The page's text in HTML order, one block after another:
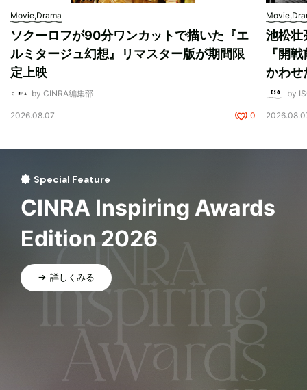
Movie,Drama
ソクーロフが90分ワンカットで描いた『エ
ルミタージュ幻想』リマスター版が期間限
定上映
by CINRA編集部
2026.08.07 0
池松壮
『開
かわせ
by
Special Feature
CINRA Inspiring Awards
Edition 2026
詳しくみる